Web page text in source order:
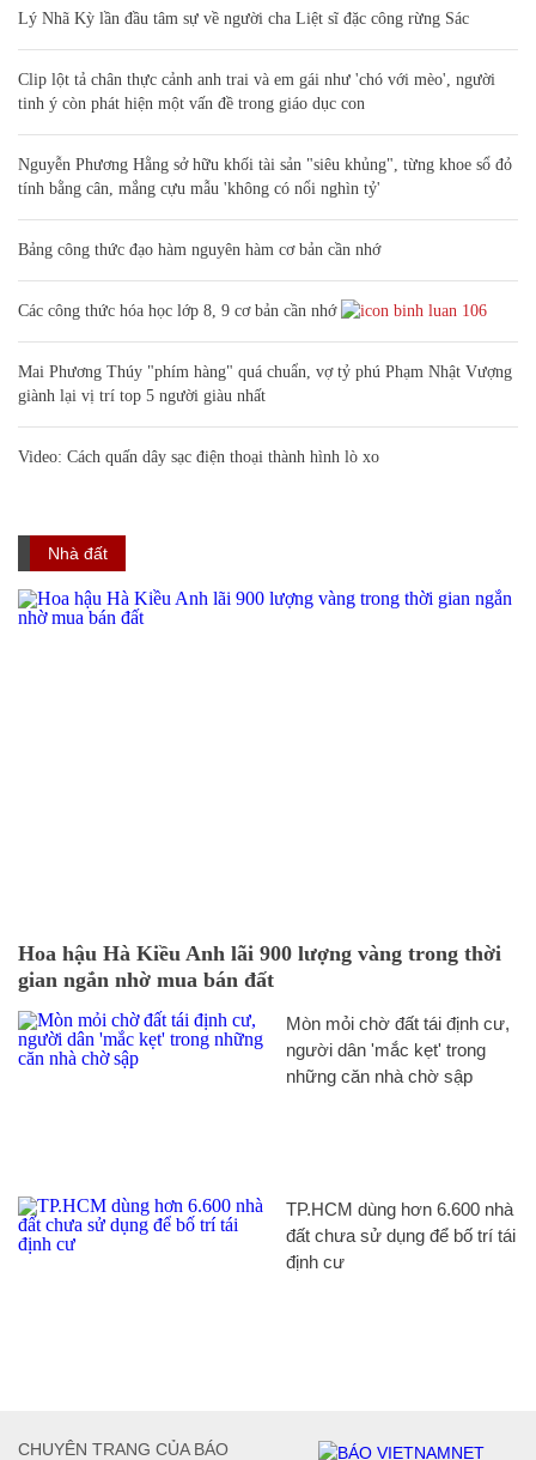
Lý Nhã Kỳ lần đầu tâm sự về người cha Liệt sĩ đặc công rừng Sác
Clip lột tả chân thực cảnh anh trai và em gái như 'chó với mèo', người
tinh ý còn phát hiện một vấn đề trong giáo dục con
Nguyễn Phương Hằng sở hữu khối tài sản "siêu khủng", từng khoe sổ đỏ
tính bằng cân, mắng cựu mẫu 'không có nổi nghìn tỷ'
Bảng công thức đạo hàm nguyên hàm cơ bản cần nhớ
Các công thức hóa học lớp 8, 9 cơ bản cần nhớ 106
Mai Phương Thúy "phím hàng" quá chuẩn, vợ tỷ phú Phạm Nhật Vượng
giành lại vị trí top 5 người giàu nhất
Video: Cách quấn dây sạc điện thoại thành hình lò xo
Nhà đất
Hoa hậu Hà Kiều Anh lãi 900 lượng vàng trong thời
gian ngắn nhờ mua bán đất
Mòn mỏi chờ đất tái định cư,
người dân 'mắc kẹt' trong
những căn nhà chờ sập
TP.HCM dùng hơn 6.600 nhà
đất chưa sử dụng để bố trí tái
định cư
CHUYÊN TRANG CỦA BÁO